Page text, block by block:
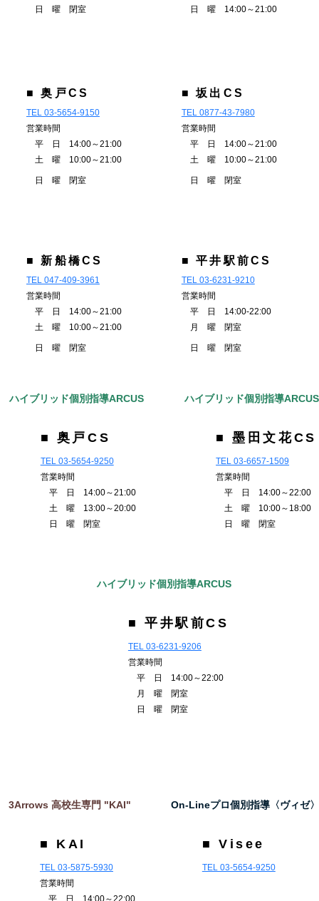
日 曜 閉室 日 曜 14:00～21:00
■ 奥戸CS
TEL 03-5654-9150
営業時間
平 日 14:00～21:00
土 曜 10:00～21:00
日 曜 閉室
■ 坂出CS
TEL 0877-43-7980
営業時間
平 日 14:00～21:00
土 曜 10:00～21:00
日 曜 閉室
■ 新船橋CS
TEL 047-409-3961
営業時間
平 日 14:00～21:00
土 曜 10:00～21:00
日 曜 閉室
■ 平井駅前CS
TEL 03-6231-9210
営業時間
平 日 14:00-22:00
月 曜 閉室
日 曜 閉室
ハイブリッド個別指導ARCUS
■ 奥戸CS
TEL 03-5654-9250
営業時間
平 日 14:00～21:00
土 曜 13:00～20:00
日 曜 閉室
ハイブリッド個別指導ARCUS
■ 墨田文花CS
TEL 03-6657-1509
営業時間
平 日 14:00～22:00
土 曜 10:00～18:00
日 曜 閉室
ハイブリッド個別指導ARCUS
■ 平井駅前CS
TEL 03-6231-9206
営業時間
平 日 14:00～22:00
月 曜 閉室
日 曜 閉室
3Arrows 高校生専門 "KAI"
■ KAI
TEL 03-5875-5930
営業時間
On-Lineプロ個別指導〈ヴィゼ〉
■ Visee
TEL 03-5654-9250